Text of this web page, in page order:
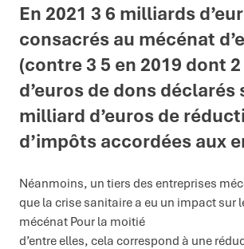
En 2021 3 6 milliards
consacrés au mécénat
(contre 3 5 en 2019 dont
d’euros de dons déclarés
milliard d’euros de
d’impôts accordées aux
Néanmoins, un tiers des entreprises
que la crise sanitaire a eu un impact sur
mécénat Pour la moitié
d’entre elles, cela correspond à une